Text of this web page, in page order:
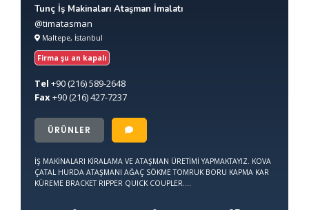
Tunç İş Makinaları Ataşman İmalatı
@timatasman
Maltepe, İstanbul
Firma şu an kapalı
Tel +90(216) 589-2648
Fax+90(216) 427-7237
ÜRÜNLER
İŞ MAKİNALARI KİRALAMA VE ATAŞMAN ÜRETİMİ YAPMAKTAYIZ. KOVA
ÇATAL HURDA ATAŞMANI AĞAÇ SÖKME TOMRUK BORU KAPMA KAR
KÜREME BRACKET RIPPER QUICK COUPLER....